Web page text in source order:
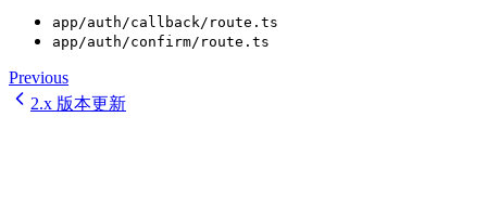
app/auth/callback/route.ts
app/auth/confirm/route.ts
Previous
2.x 版本更新